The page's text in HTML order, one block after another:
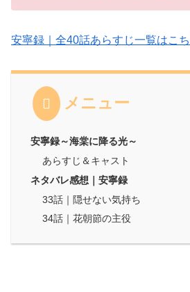
安寧録｜全40話あらすじ一覧はこ
メニュー
安寧録～海棠に降る光～
あらすじ＆キャスト
ネタバレ感想｜安寧録
33話｜隠せない気持ち
34話｜花朝節の主役